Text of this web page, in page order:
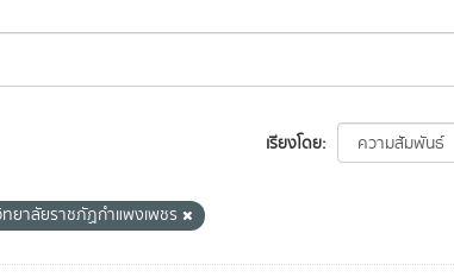
เรียงโดย
ยาลัยราชภัฏกำแพงเพชร